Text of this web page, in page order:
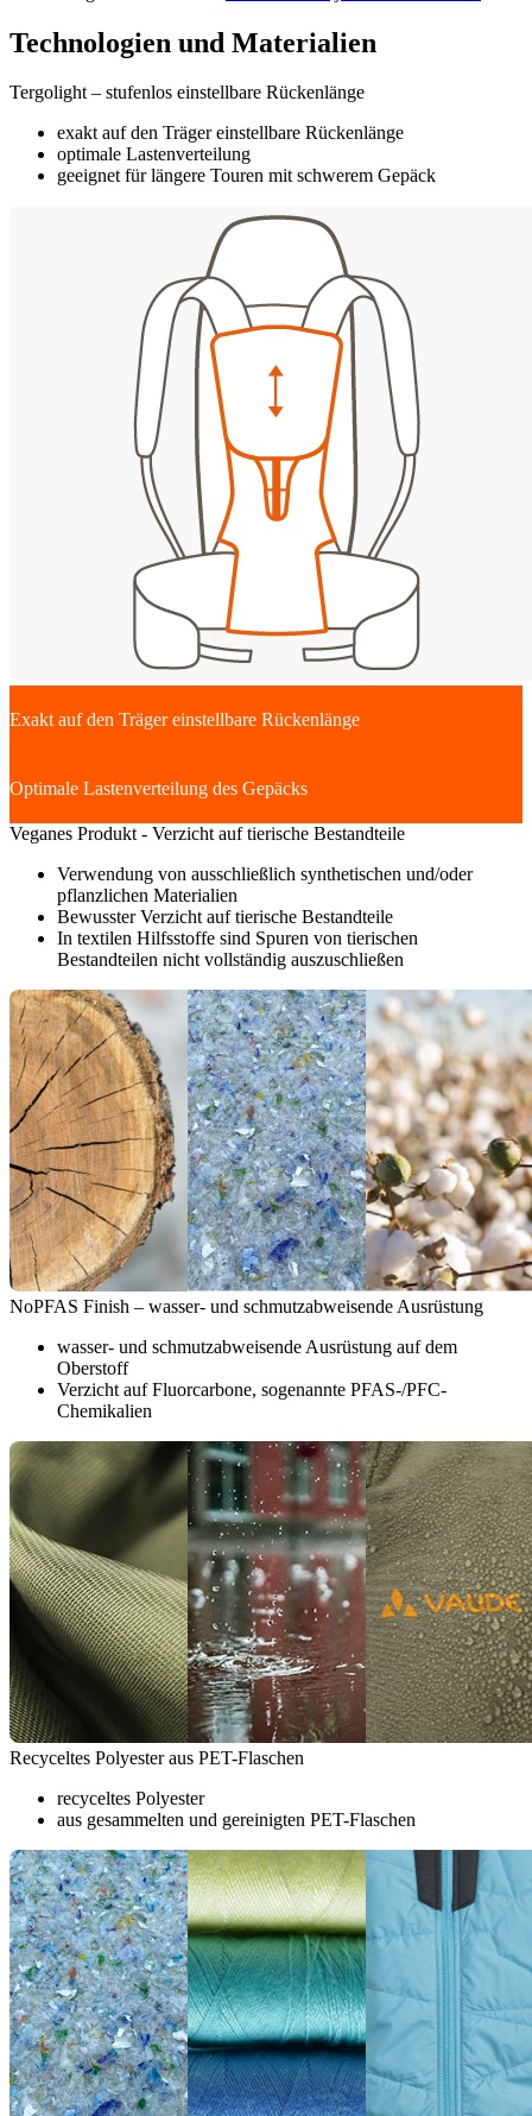
Technologien und Materialien
Tergolight – stufenlos einstellbare Rückenlänge
exakt auf den Träger einstellbare Rückenlänge
optimale Lastenverteilung
geeignet für längere Touren mit schwerem Gepäck
Exakt auf den Träger einstellbare Rückenlänge
Optimale Lastenverteilung des Gepäcks
Veganes Produkt - Verzicht auf tierische Bestandteile
Verwendung von ausschließlich synthetischen und/oder
pflanzlichen Materialien
Bewusster Verzicht auf tierische Bestandteile
In textilen Hilfsstoffe sind Spuren von tierischen
Bestandteilen nicht vollständig auszuschließen
NoPFAS Finish – wasser- und schmutzabweisende Ausrüstung
wasser- und schmutzabweisende Ausrüstung auf dem
Oberstoff
Verzicht auf Fluorcarbone, sogenannte PFAS-/PFC-
Chemikalien
Recyceltes Polyester aus PET-Flaschen
recyceltes Polyester
aus gesammelten und gereinigten PET-Flaschen